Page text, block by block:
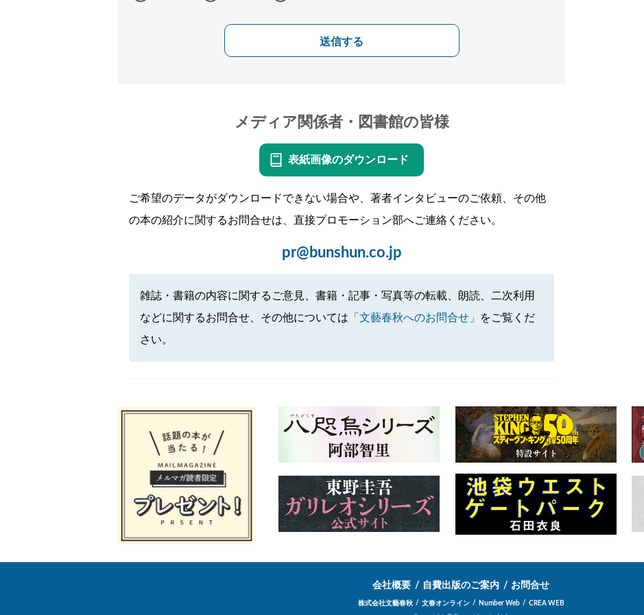
送信する
メディア関係者・図書館の皆様
表紙画像のダウンロード
ご希望のデータがダウンロードできない場合や、著者インタビューのご依頼、その他
の本の紹介に関するお問合せは、直接プロモーション部へご連絡ください。
pr@bunshun.co.jp
雑誌・書籍の内容に関するご意見、書籍・記事・写真等の転載、朗読、二次利用
などに関するお問合せ、その他については 「文藝春秋へのお問合せ」
をご覧くだ
さい。
会社概要 自費出版のご案内 お問合せ
株式会社文藝春秋 文春オンライン Number Web
CREA WEB